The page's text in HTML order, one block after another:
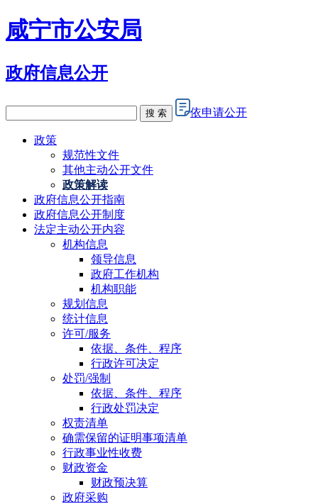
咸宁市公安局
政府信息公开
搜 索 依申请公开
政策
规范性文件
其他主动公开文件
政策解读
政府信息公开指南
政府信息公开制度
法定主动公开内容
机构信息
领导信息
政府工作机构
机构职能
规划信息
统计信息
许可/服务
依据、条件、程序
行政许可决定
处罚/强制
依据、条件、程序
行政处罚决定
权责清单
确需保留的证明事项清单
行政事业性收费
财政资金
财政预决算
政府采购